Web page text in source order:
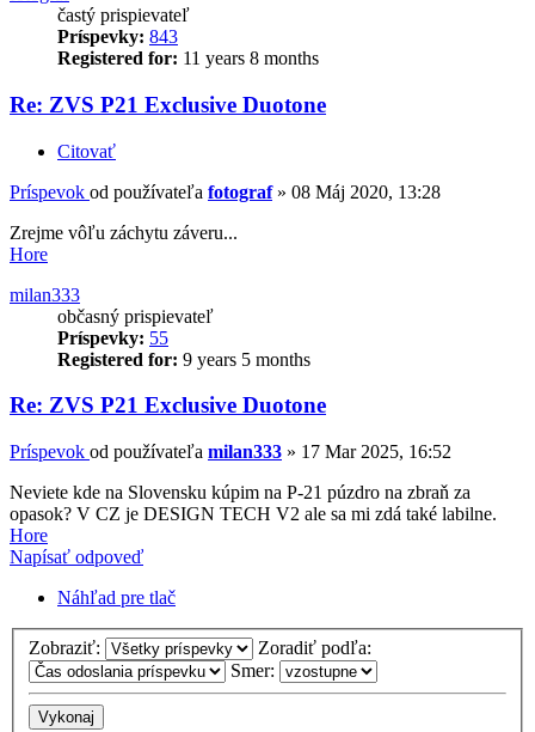
častý prispievateľ
Príspevky: 843
Registered for: 11 years 8 months
Re: ZVS P21 Exclusive Duotone
Citovať
Príspevok od používateľa fotograf» 08 Máj 2020, 13:28
Zrejme vôľu záchytu záveru...
Hore
milan333
občasný prispievateľ
Príspevky: 55
Registered for: 9 years 5 months
Re: ZVS P21 Exclusive Duotone
Príspevok od používateľa milan333 » 17 Mar 2025, 16:52
Neviete kde na Slovensku kúpim na P-21 púzdro na zbraň za
opasok? V CZ je DESIGN TECH V2 ale sa mi zdá také labilne.
Hore
Napísať odpoveď
Náhľad pre tlač
Zobraziť:
Zoradiť podľa:
Smer: